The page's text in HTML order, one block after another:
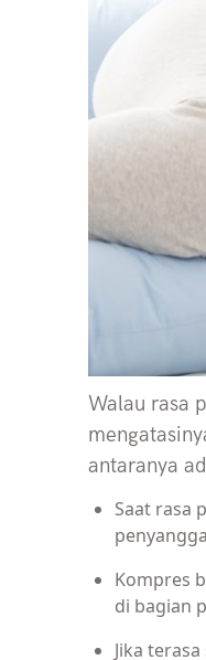
Walau rasa
antaranya
Saat rasa
Kompres
di bagian
Jika